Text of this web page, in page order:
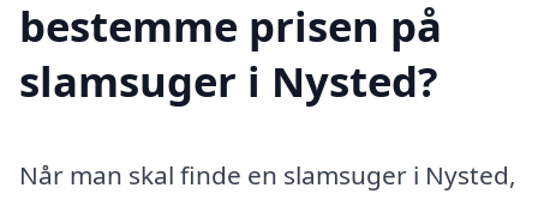
bestemme prisen på
slamsuger i Nysted?
Når man skal finde en slamsuger i Nysted,